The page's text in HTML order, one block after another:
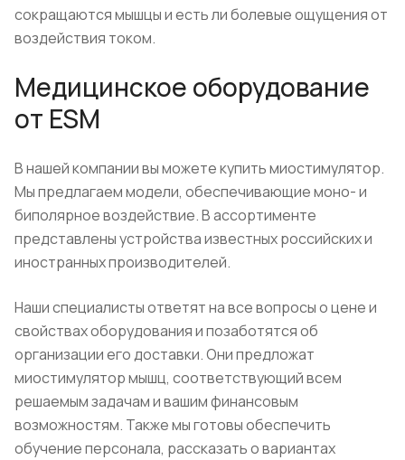
сокращаются мышцы и есть ли болевые ощущения от
воздействия током.
Медицинское оборудование
от ESM
В нашей компании вы можете купить миостимулятор.
Мы предлагаем модели, обеспечивающие моно- и
биполярное воздействие. В ассортименте
представлены устройства известных российских и
иностранных производителей.
Наши специалисты ответят на все вопросы о цене и
свойствах оборудования и позаботятся об
организации его доставки. Они предложат
миостимулятор мышц, соответствующий всем
решаемым задачам и вашим финансовым
возможностям. Также мы готовы обеспечить
обучение персонала, рассказать о вариантах